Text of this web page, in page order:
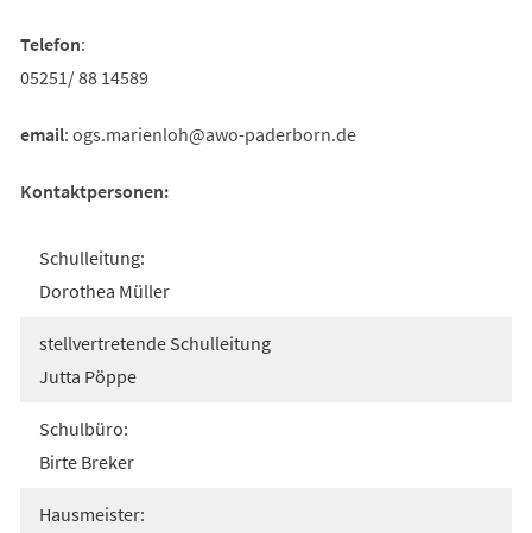
Telefon:
05251/ 88 14589
email: ogs.marienloh awo-paderborn de
Kontaktpersonen:
Schulleitung:
Dorothea Müller
stellvertretende Schulleitung
Jutta Pöppe
Schulbüro:
Birte Breker
Hausmeister: